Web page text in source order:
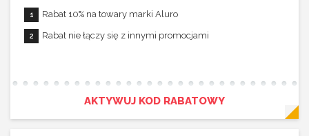
Rabat 10% na towary marki Aluro
Rabat nie łączy się z innymi promocjami
AKTYWUJ KOD RABATOWY